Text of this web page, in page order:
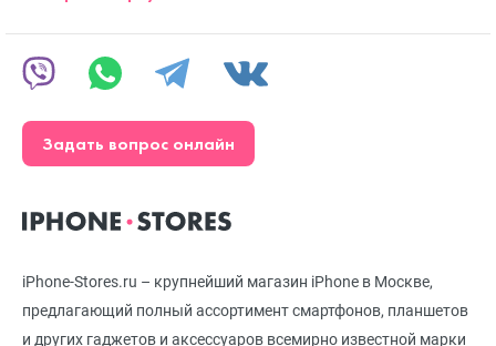
iPhone-Stores.ru – крупнейший магазин iPhone в Москве,
предлагающий полный ассортимент смартфонов, планшетов
и других гаджетов и аксессуаров всемирно известной марки
Задать вопрос онлайн